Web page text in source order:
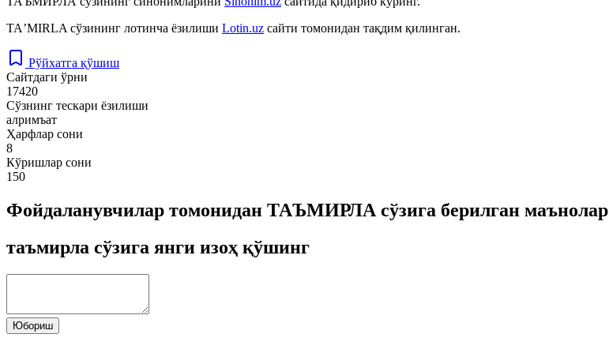
TAʼMIRLA сўзининг лотинча ёзилиши Lotin.uz сайти томонидан тақдим қилинган.
Рўйхатга қўшиш
Сайтдаги ўрни
17420
Сўзнинг тескари ёзилиши
алримъат
Ҳарфлар сони
8
Кўришлар сони
150
Фойдаланувчилар томонидан ТАЪМИРЛА сўзига берилган маънолар
таъмирла сўзига янги изоҳ қўшинг
Юбориш